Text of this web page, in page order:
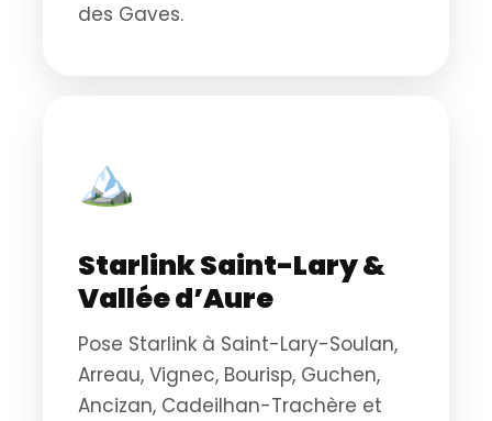
des Gaves.
🏔️
Starlink Saint-Lary &
Vallée d’Aure
Pose Starlink à Saint-Lary-Soulan,
Arreau, Vignec, Bourisp, Guchen,
Ancizan, Cadeilhan-Trachère et